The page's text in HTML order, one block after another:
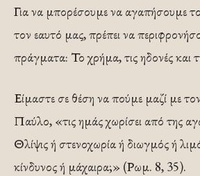
Για να μπορέσουμε να αγαπήσουμε
τον εαυτό μας, πρέπει να
πράγματα: Το χρήμα, τις ηδονές και
Είμαστε σε θέση να πούμε μαζί με
Παύλο, «τις ημάς χωρίσει από της
Θλίψις ή στενοχωρία ή διωγμός ή
κίνδυνος ή μάχαιρα;» (Ρωμ. 8, 35).